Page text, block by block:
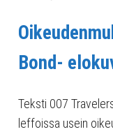
Bond-
Teksti 007
leffoissa usein